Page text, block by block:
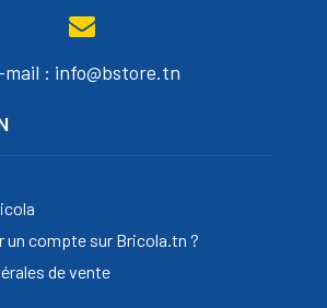
mail : info@bstore.tn
un compte sur Bricola.tn ?
de vente